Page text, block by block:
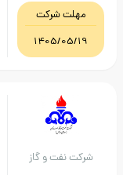
مهلت شرکت
1405/05/19
ایران
کالا...
نفت و گاز